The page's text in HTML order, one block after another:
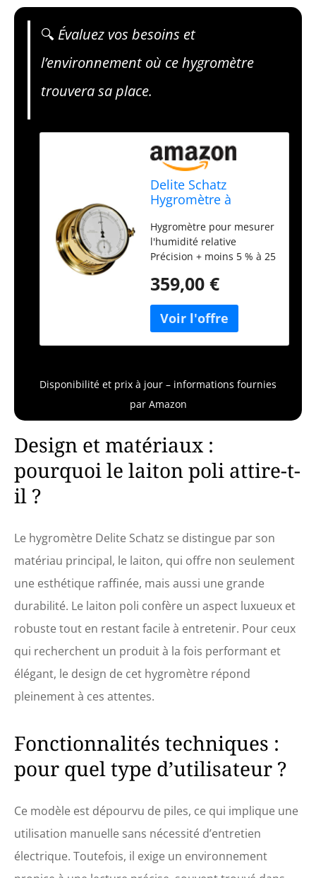
🔍 Évaluez vos besoins et
l’environnement où ce hygromètre
trouvera sa place.
Delite Schatz
Hygromètre à
poli 480h H H x l 180
mm x 93 mm
Hygromètre pour mesurer
l'humidité relative
Précision + moins 5 % à 25
laiton poli - Instrument
: 180 mm x 93 mm,
échelle : 130 mm Fabriqué
au Danemark par Delite
359,00 €
Disponibilité et prix à jour – informations fournies
par Amazon
Design et matériaux :
pourquoi le laiton poli attire-t-
il ?
Le hygromètre Delite Schatz se distingue par son
matériau principal, le laiton, qui offre non seulement
une esthétique raffinée, mais aussi une grande
durabilité. Le laiton poli confère un aspect luxueux et
robuste tout en restant facile à entretenir. Pour ceux
qui recherchent un produit à la fois performant et
élégant, le design de cet hygromètre répond
pleinement à ces attentes.
Fonctionnalités techniques :
pour quel type d’utilisateur ?
Ce modèle est dépourvu de piles, ce qui implique une
utilisation manuelle sans nécessité d’entretien
électrique. Toutefois, il exige un environnement